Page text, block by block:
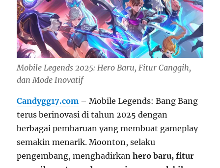
Mobile Legends 2025: Hero Baru, Fitur Canggih,
dan Mode Inovatif
Candygg17.com – Mobile Legends: Bang Bang
terus berinovasi di tahun 2025 dengan
berbagai pembaruan yang membuat gameplay
semakin menarik. Moonton, selaku
pengembang, menghadirkanhero baru, fitur